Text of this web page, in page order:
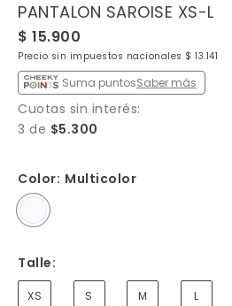
PANTALON SAROISE XS-L
$ 15.900
Precio sin impuestos nacionales $ 13.141
Suma puntosSaber más
Cuotas sin interés:
3 de $5.300
Color: Multicolor
Talle:
XS S M L